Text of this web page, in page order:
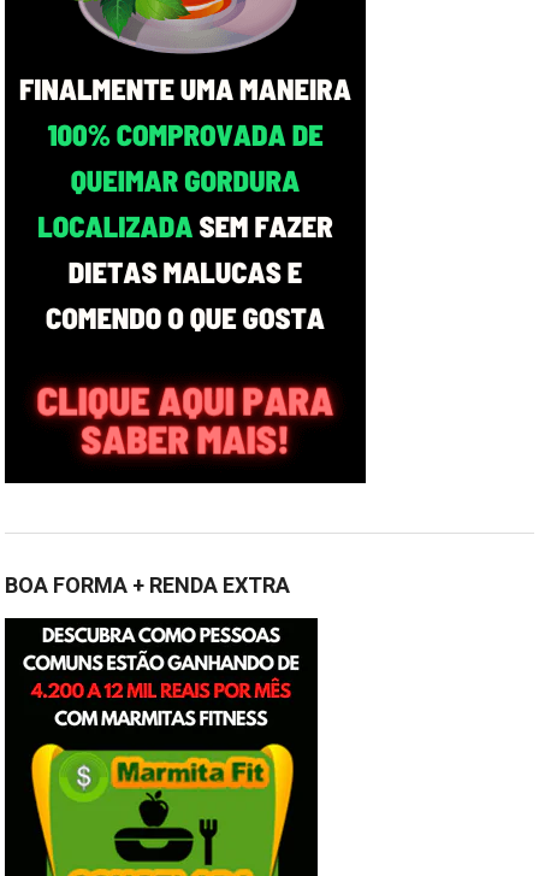
BOA FORMA + RENDA EXTRA